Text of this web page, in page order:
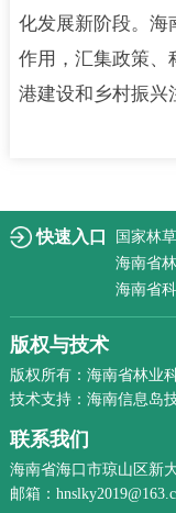
化发展新阶段。海
作用，汇集政策、
港建设和乡村振兴
快速入口 国家林
海南省
海南省
版权与技术
版权所有：海南省林业
技术支持：海南信息岛
联系我们
海南省海口市琼山区新
邮箱：